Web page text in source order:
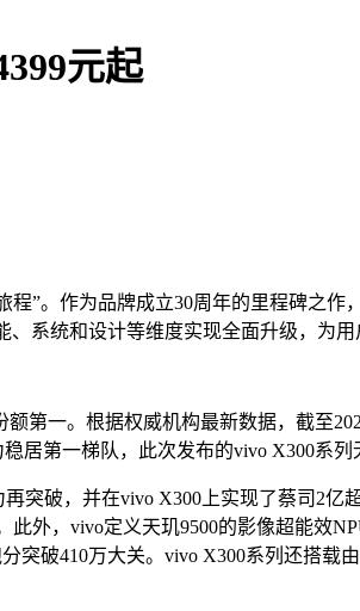
元起
”。作为品牌成立30周年的里程碑之作
系统和设计等维度实现全面升级，为用
第一。根据权威机构最新数据，截至
居第一梯队，此次发布的vivo X300系列
突破，并在vivo X300上实现了蔡司2
外，vivo定义天玑9500的影像超能效
破410万大关。vivo X300系列还搭载